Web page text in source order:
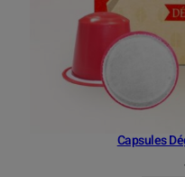
Capsules